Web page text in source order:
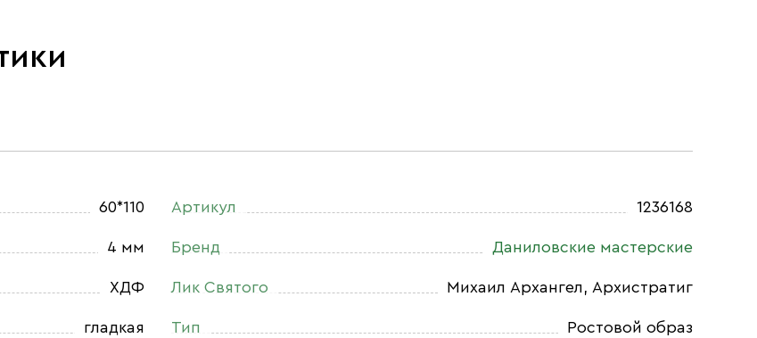
60*110
4 мм
ХДФ
гладкая
Артикул 1236168
Бренд Даниловские мастерские
Лик Святого Михаил Архангел, Архистратиг
Тип Ростовой образ